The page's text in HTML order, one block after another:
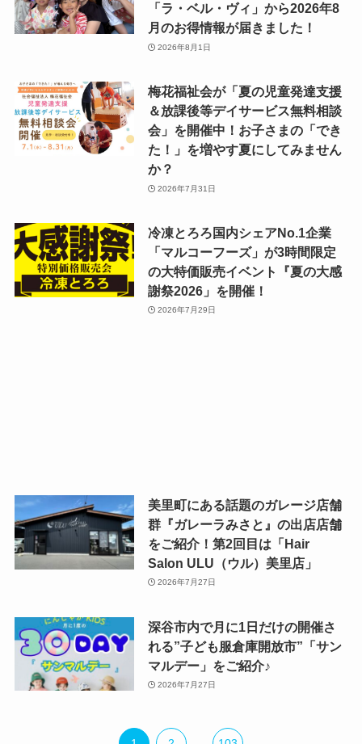
「ラ・ベル・ヴィ」から2026年8
月のお得情報が届きました！
2026年8月1日
梅花福祉会が「夏の児童発達支援
＆放課後等デイサービス無料相談
会」を開催中！お子さまの「でき
た！」を増やす夏にしてみません
か？
2026年7月31日
冷凍とろろ国内シェアNo.1企業
「マルコーフーズ」が3時間限定
の大特価販売イベント『夏の大感
謝祭2026」を開催！
2026年7月29日
美里町にある話題のガレージ店舗
群『ガレーラみさと』の出店店舗
をご紹介！第2回目は「Hair
Salon ULU（ウル）美里店」
2026年7月27日
深谷市内で月に1日だけの開催さ
れる”子ども服倉庫開放市”「サン
マルデー」をご紹介♪
2026年7月27日